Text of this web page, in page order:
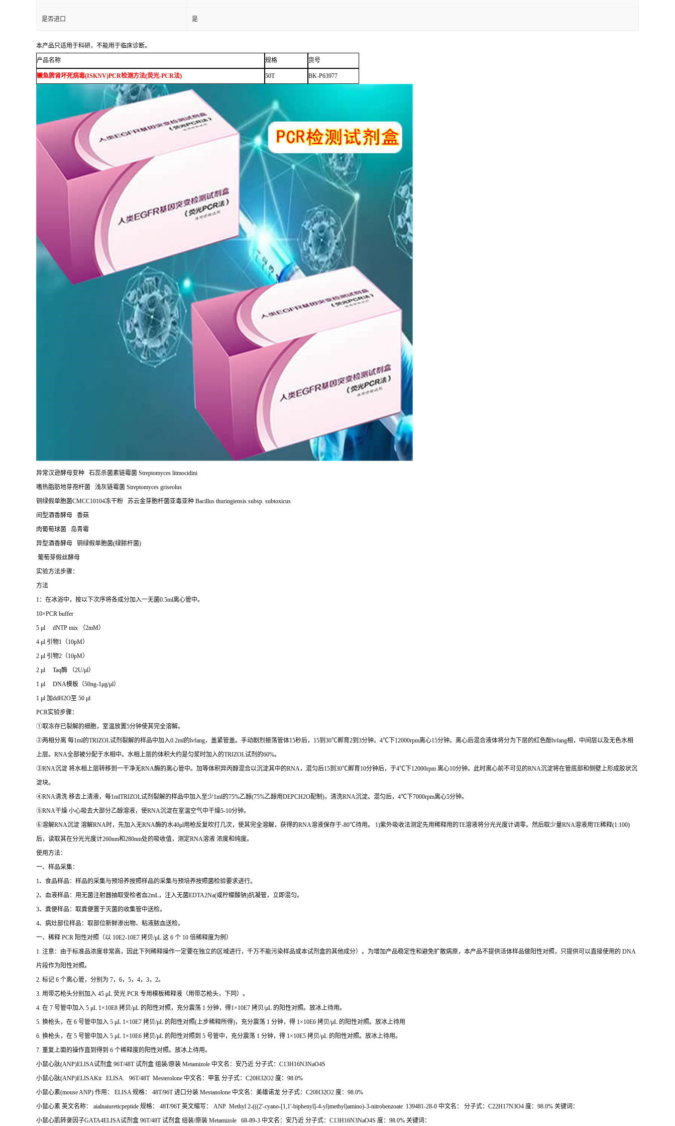
是否进口 是
本产品只适用于科研，不能用于临床诊断。
产品名称 规格 货号
鳜鱼脾肾坏死病毒(ISKNV)PCR检测方法(荧光-PCR法) 50T BK-P63977
异常汉逊酵母变种 石蕊杀菌素链霉菌 Streptomyces litmocidini
嗜热脂肪地芽孢杆菌 浅灰链霉菌 Streptomyces griseolus
铜绿假单胞菌CMCC10104冻干粉 苏云金芽胞杆菌亚毒亚种 Bacillus thuringiensis subsp. subtoxicus
间型酒香酵母 香菇
肉葡萄球菌 岛青霉
异型酒香酵母 铜绿假单胞菌(绿脓杆菌)
葡萄芽假丝酵母
实验方法步骤：
方法
1 ：在冰浴中，按以下次序将各成分加入一无菌0.5ml离心管中。
10×PCR buffer
5 μl dNTP mix
（2mM）
4 μl 引物1 （10pM）
2 μl 引物2 （10pM）
2 μl Taq酶 （2U/μl）
1 μl DNA模板（50ng-1μg/μl）
1 μl 加ddH2O至 50 μl
PCR实验步骤：
①取冻存已裂解的细胞，室温放置5分钟使其完全溶解。
②两相分离 每1ml的TRIZOL试剂裂解的样品中加入0.2ml的lvfang，盖紧管盖。手动剧烈振荡管体15秒后， 15到 30℃孵育2到 3分钟。 4℃下12000rpm离心15分钟。离心后混合液体将分为下层的红色酚lvfang相，中间层以及无色水相
上层。 RNA全部被分配于水相中。水相上层的体积大约是匀浆时加入的TRIZOL试剂的60%。
③RNA沉淀 将水相上层转移到一干净无RNA酶的离心管中。加等体积异丙醇混合以沉淀其中的RNA ，混匀后15到 30℃孵育10分钟后，于4℃下12000rpm 离心10分钟。此时离心前不可见的RNA沉淀将在管底部和侧壁上形成胶状沉
淀块。
④RNA清洗 移去上清液，每1mlTRIZOL试剂裂解的样品中加入至少1ml的75%乙醇(75%乙醇用DEPCH2O配制 )，清洗RNA沉淀。混匀后， 4℃下7000rpm离心5分钟。
⑤RNA干燥 小心吸去大部分乙醇溶液，使RNA沉淀在室温空气中干燥5-10分钟。
⑥溶解RNA沉淀 溶解RNA时，先加入无RNA酶的水40μl用枪反复吹打几次，使其完全溶解，获得的RNA溶液保存于-80℃待用。 1)紫外吸收法测定先用稀释用的TE溶液将分光光度计调零。然后取少量RNA溶液用TE稀释(1:100)
后，读取其在分光光度计260nm和280nm处的吸收值，测定RNA溶液 浓度和纯度。
使用方法：
一、样品采集：
1、食品样品：样品的采集与预培养按照样品的采集与预培养按照菌检验要求进行。
2、血液样品：用无菌注射器抽取受检者血2mL，注入无菌EDTA2Na(或柠檬酸钠)抗凝管，立即混匀。
3、粪便样品：取粪便置于灭菌的收集管中送检。
4、病灶部位样品：取部位新鲜渗出物、粘液脓血送检。
一、稀释 PCR 阳性对照（以 10E2-10E7 拷贝/μL 这 6 个 10 倍稀释度为例）
1. 注意：由于标准品浓度非常高，因此下列稀释操作一定要在独立的区域进行，千万不能污染样品或本试剂盒的其他成分）。为增加产品稳定性和避免扩散病原，本产品不提供活体样品做阳性对照，只提供可以直接使用的 DNA
片段作为阳性对照。
2. 标记 6 个离心管，分别为 7， 6， 5， 4， 3， 2。
3. 用带芯枪头分别加入 45 μL 荧光 PCR 专用模板稀释液（用带芯枪头，下同）。
4. 在 7 号管中加入 5 μL 1×10E8 拷贝/μL 的阳性对照，充分震荡 1 分钟，得1×10E7 拷贝/μL 的阳性对照。放冰上待用。
5. 换枪头，在 6 号管中加入 5 μL 1×10E7 拷贝/μL 的阳性对照( 上步稀释所得)，充分震荡 1 分钟，得 1×10E6 拷贝/μL 的阳性对照。放冰上待用
6. 换枪头，在 5 号管中加入 5 μL 1×10E6 拷贝/μL 的阳性对照到 5 号管中，充分震荡 1 分钟，得 1×10E5 拷贝/μL 的阳性对照。放冰上待用。
7. 重复上面的操作直到得到 6 个稀释度的阳性对照。放冰上待用。
小鼠心肽(ANP)ELISA试剂盒 96T/48T试剂盒 组装/原装 Metamizole 中文名：安乃近 分子式： C13H16N3NaO4S
小鼠心肽(ANP)ELISAKit ELISA. 96T/48T Mesterolone 中文名：甲氢 分子式： C20H32O2 度： 98.0%
小鼠心素(mouse ANP) 作用： ELISA 规格： 48T/96T进口分装 Mestanolone 中文名：美雄诺龙 分子式： C20H32O2 度： 98.0%
小鼠心素 英文名称： aialnaiureticpeptide 规格： 48T/96T英文缩写： ANP Methyl 2-(((2'-cyano-[1,1'-biphenyl]-4-yl)methyl)amino)-3-nitrobenzoate 139481-28-0 中文名： 分子式： C22H17N3O4 度： 98.0% 关键词：
小鼠心肌转录因子GATA4ELISA试剂盒 96T/48T试剂盒 组装/原装 Metamizole 68-89-3 中文名：安乃近 分子式： C13H16N3NaO4S 度： 98.0% 关键词：